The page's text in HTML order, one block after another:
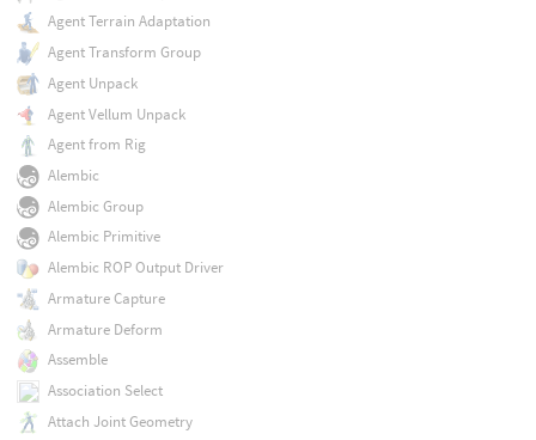
Agent Terrain Adaptation
Agent Transform Group
Agent Unpack
Agent Vellum Unpack
Agent from Rig
Alembic
Alembic Group
Alembic Primitive
Alembic ROP Output Driver
Armature Capture
Armature Deform
Assemble
Association Select
Attach Joint Geometry